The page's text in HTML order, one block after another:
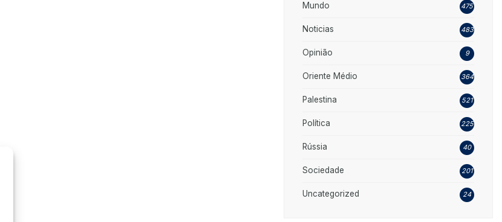
Mundo 475
Noticias 483
Opinião 9
Oriente Médio 364
Palestina 521
Política 225
Rússia 40
Sociedade 201
Uncategorized 24